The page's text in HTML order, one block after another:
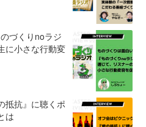
づくりnoラジ
に小さな行動変
抵抗』に聴くポ
は